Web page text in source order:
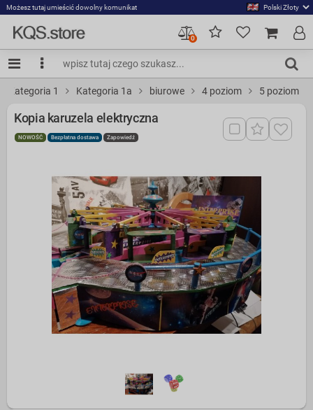
Możesz tutaj umieścić dowolny komunikat
0
Kategoria 1 Kategoria 1a biurowe 4 poziom 5 poziom
Kopia karuzela elektryczna
NOWOŚĆ Bezpłatna dostawa Zapowiedź